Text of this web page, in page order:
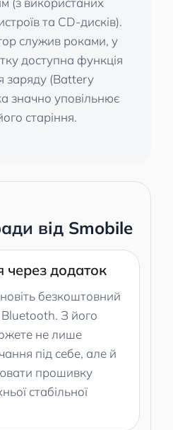
та CD-дисків).
служив роками, у
доступна функція
заряду (Battery
значно уповільнює
старіння.
від Smobile
додаток
безкоштовний
З його
не лише
під себе, але й
прошивку
стабільної